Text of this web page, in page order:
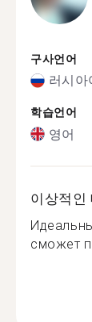
구사언어
러시아
학습언어
영어
이상적인
сможет